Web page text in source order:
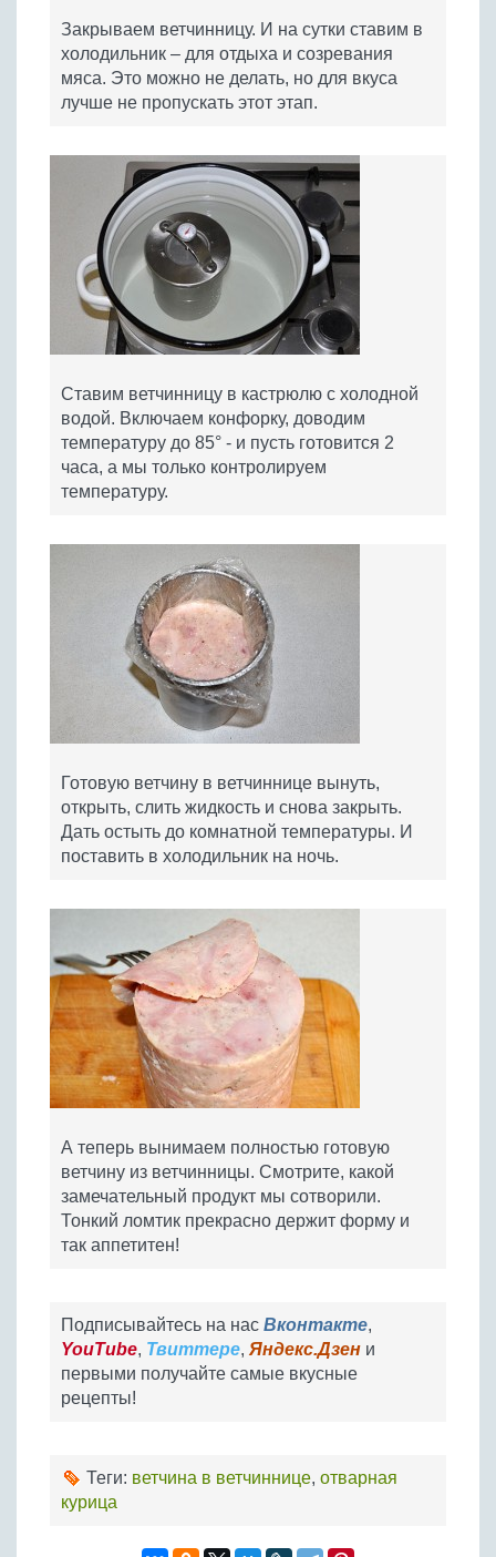
Закрываем ветчинницу. И на сутки ставим в
холодильник – для отдыха и созревания
мяса. Это можно не делать, но для вкуса
лучше не пропускать этот этап.
Ставим ветчинницу в кастрюлю с холодной
водой. Включаем конфорку, доводим
температуру до 85° - и пусть готовится 2
часа, а мы только контролируем
температуру.
Готовую ветчину в ветчиннице вынуть,
открыть, слить жидкость и снова закрыть.
Дать остыть до комнатной температуры. И
поставить в холодильник на ночь.
А теперь вынимаем полностью готовую
ветчину из ветчинницы. Смотрите, какой
замечательный продукт мы сотворили.
Тонкий ломтик прекрасно держит форму и
так аппетитен!
Подписывайтесь на нас Вконтакте,
YouTube, Твиттере, Яндекс.Дзен и
первыми получайте самые вкусные
рецепты!
Теги: ветчина в ветчиннице, отварная
курица